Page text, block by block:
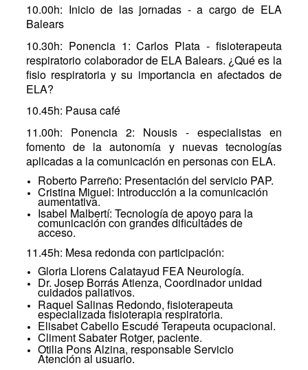
10.00h: Inicio de las jornadas - a cargo de ELA
Balears
10.30h: Ponencia 1: Carlos Plata - fisioterapeuta
respiratorio colaborador de ELA Balears. ¿Qué es la
fisio respiratoria y su importancia en afectados de
ELA?
10.45h: Pausa café
11.00h: Ponencia 2: Nousis - especialistas en
fomento de la autonomía y nuevas tecnologías
aplicadas a la comunicación en personas con ELA.
Roberto Parreño: Presentación del servicio PAP.
Cristina Miguel: Introducción a la comunicación
aumentativa.
Isabel Malbertí: Tecnología de apoyo para la
comunicación con grandes dificultades de
acceso.
11.45h: Mesa redonda con participación:
Gloria Llorens Calatayud FEA Neurología.
Dr. Josep Borrás Atienza, Coordinador unidad
cuidados paliativos.
Raquel Salinas Redondo, fisioterapeuta
especializada fisioterapia respiratoria.
Elisabet Cabello Escudé Terapeuta ocupacional.
Climent Sabater Rotger, paciente.
Otilia Pons Alzina, responsable Servicio
Atención al usuario.